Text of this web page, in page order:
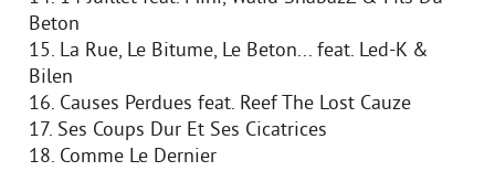
Beton
15. La Rue, Le Bitume, Le Beton... feat. Led-K &
Bilen
16. Causes Perdues feat. Reef The Lost Cauze
17. Ses Coups Dur Et Ses Cicatrices
18. Comme Le Dernier